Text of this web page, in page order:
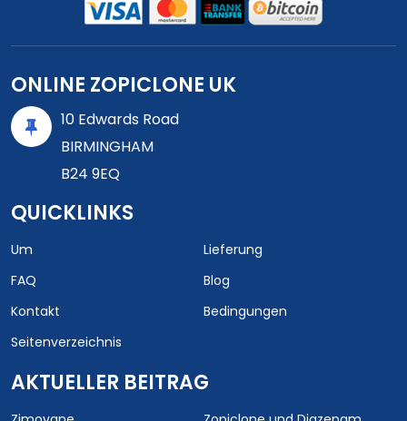
ONLINE ZOPICLONE UK
10 Edwards Road
BIRMINGHAM
B24 9EQ
QUICKLINKS
Um
Lieferung
FAQ
Blog
Kontakt
Bedingungen
Seitenverzeichnis
AKTUELLER BEITRAG